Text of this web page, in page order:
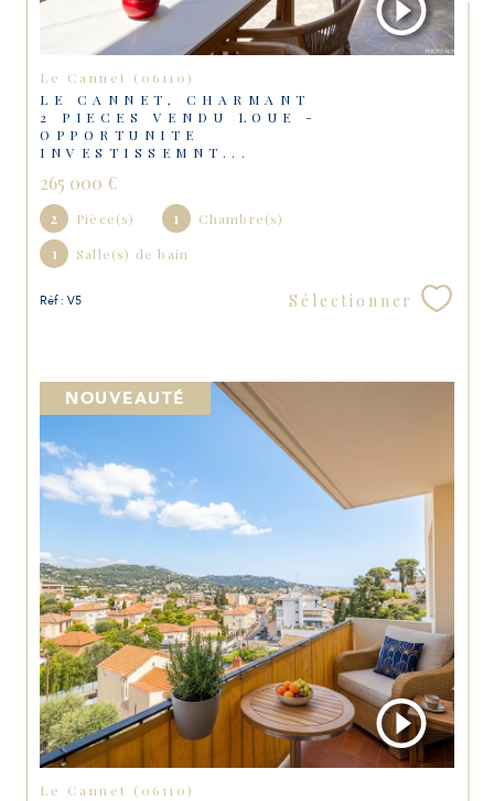
Le Cannet (06110)
LE CANNET, CHARMANT
2 PIECES VENDU LOUE -
OPPORTUNITE
INVESTISSEMNT...
265 000 €
2 Pièce(s) 1
Chambre(s)
1
Salle(s) de bain
Réf : V5 Sélectionner
NOUVEAUTÉ
Le Cannet (06110)